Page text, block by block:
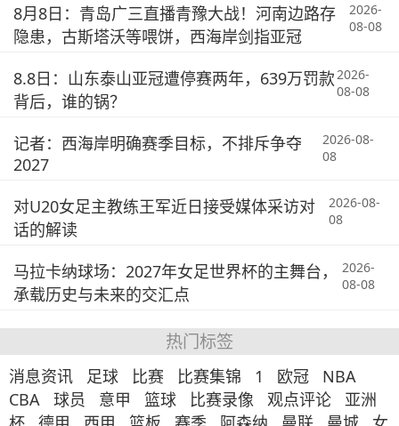
8月8日：青岛广三直播青豫大战！河南边路存
隐患，古斯塔沃等喂饼，西海岸剑指亚冠
2026-
08-08
8.8日：山东泰山亚冠遭停赛两年，639万罚款
背后，谁的锅？
2026-
08-08
记者：西海岸明确赛季目标，不排斥争夺
2027
2026-08-
08
对U20女足主教练王军近日接受媒体采访对
话的解读
2026-08-
08
马拉卡纳球场：2027年女足世界杯的主舞台，
承载历史与未来的交汇点
2026-
08-08
热门标签
消息资讯 足球 比赛 比赛集锦 1 欧冠
NBA
CBA
球员 意甲 篮球 比赛录像 观点评论
亚洲